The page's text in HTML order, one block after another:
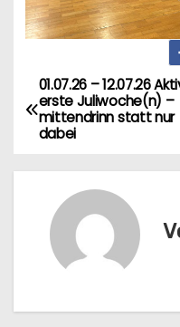
B
e
i
01.07.26 – 12.07.26
erste Juliwoche(n) –
mittendrinn statt nur
dabei